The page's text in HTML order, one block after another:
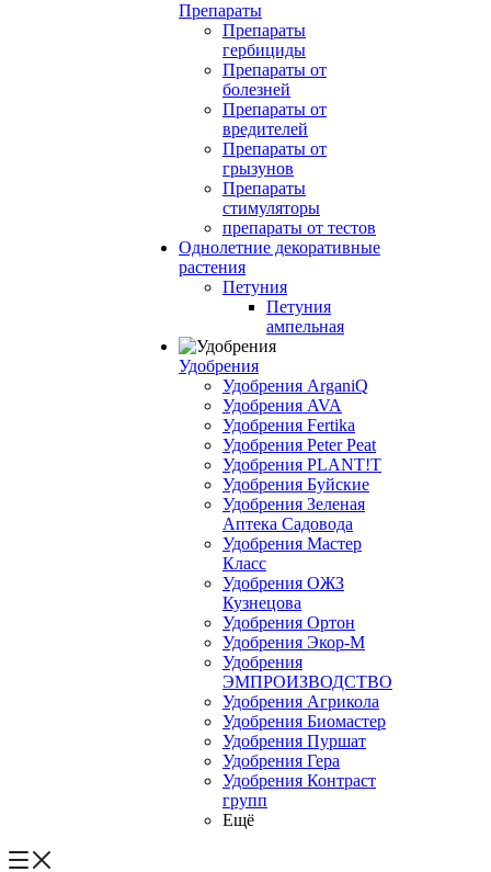
Препараты
Препараты
гербициды
Препараты от
болезней
Препараты от
вредителей
Препараты от
грызунов
Препараты
стимуляторы
препараты от тестов
Однолетние декоративные
растения
Петуния
Петуния
ампельная
Удобрения
Удобрения ArganiQ
Удобрения AVA
Удобрения Fertika
Удобрения Peter Peat
Удобрения PLANT!T
Удобрения Буйские
Удобрения Зеленая
Аптека Садовода
Удобрения Мастер
Класс
Удобрения ОЖЗ
Кузнецова
Удобрения Ортон
Удобрения Экор-М
Удобрения
ЭМПРОИЗВОДСТВО
Удобрения Агрикола
Удобрения Биомастер
Удобрения Пуршат
Удобрения Гера
Удобрения Контраст
групп
Ещё